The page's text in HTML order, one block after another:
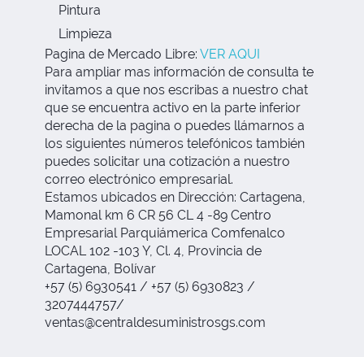
Pintura
Limpieza
Pagina de Mercado Libre: VER AQUI
Para ampliar mas información de consulta te
invitamos a que nos escribas a nuestro chat
que se encuentra activo en la parte inferior
derecha de la pagina o puedes llámarnos a
los siguientes números telefónicos también
puedes solicitar una cotización a nuestro
correo electrónico empresarial.
Estamos ubicados en Dirección: Cartagena,
Mamonal km 6 CR 56 CL 4 -89 Centro
Empresarial Parquiámerica Comfenalco
LOCAL 102 -103 Y, Cl. 4, Provincia de
Cartagena, Bolívar
+57 (5) 6930541 / +57 (5) 6930823 /
3207444757/
ventas@centraldesuministrosgs.com